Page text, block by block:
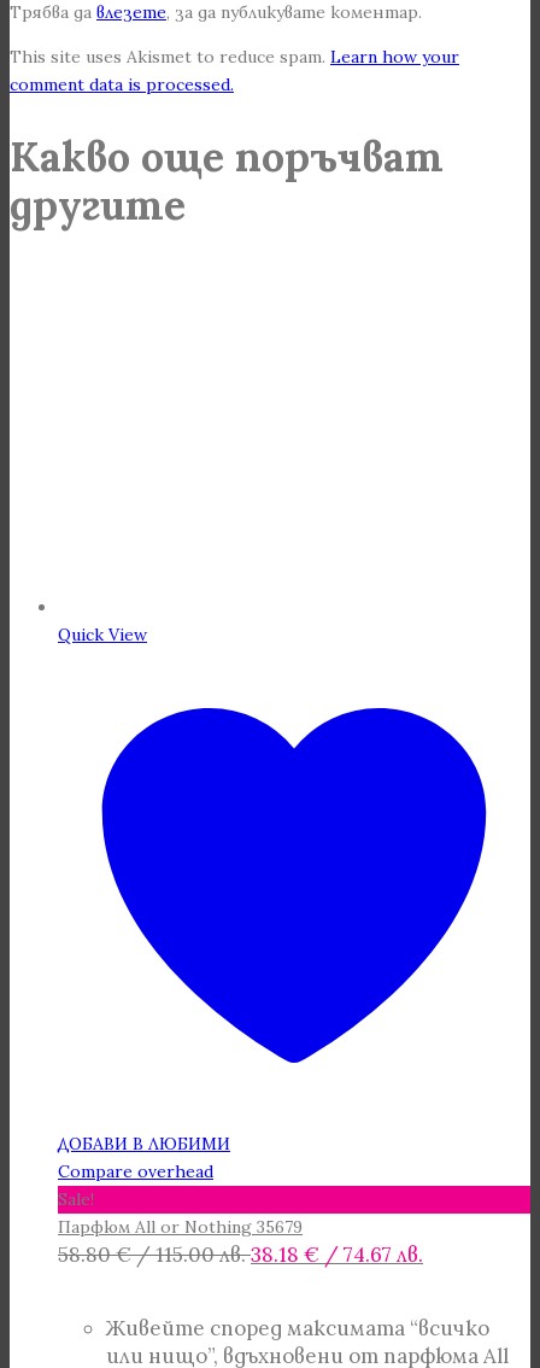
Трябва да влезете, за да публикувате коментар.
This site uses Akismet to reduce spam. Learn how your
comment data is processed.
Какво още поръчват
другите
Quick View
ДОБАВИ В ЛЮБИМИ
Compare overhead
Sale!
Парфюм All or Nothing 35679
58.80€/ 115.00 лв.Original
58.80 €
38.18 € / 74.67 лв.
38.18 €
Живейте според максимата “всичко
или нищо”, вдъхновени от парфюма All